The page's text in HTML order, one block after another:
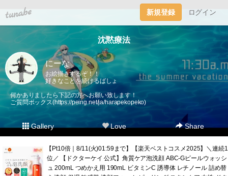
tuna.be 新規登録 ログイン
沈黙療法
にーな
お絵描きするぞ！！
好きなことを続けるばしょ
何かありましたら下記の方へお願い致します！
ご質問ボックス(https://peing.net/ja/harapekopeko)
Gallery Love Share
【Pt10倍｜8/11(火)01:59まで】【楽天ベストコスメ2025】＼連続1
位／ 【ドクターケイ 公式】角質ケア泡洗顔 ABC-Gピールウォッシ
ュ 200mL つめかえ用 190mL ビタミンC 誘導体 レチノール 詰め替